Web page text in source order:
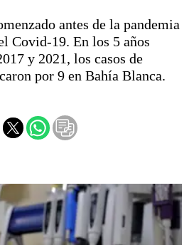
Escenario Olímpico
Liga del Sur
Básquetbol
Fútbol
Aplausos
Cines
Espacio empresas
Sociedad
Tecnología
antes de la pandemia
Covid-19. En los 5 años
y 2021, los casos de
por 9 en Bahía Blanca.